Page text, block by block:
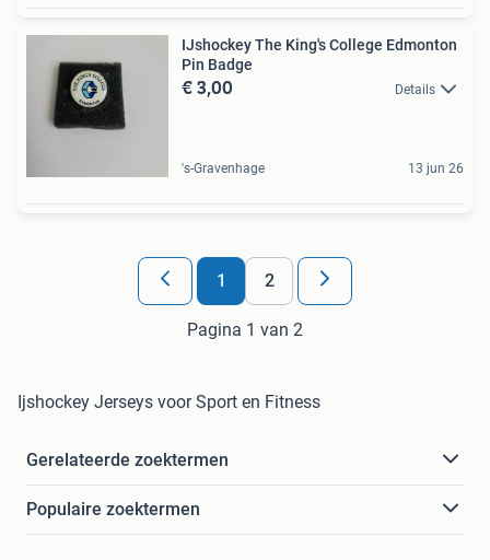
IJshockey The King's College Edmonton
Pin Badge
€ 3,00 Details
's-Gravenhage 13 jun 26
1 2
Pagina 1 van 2
Ijshockey Jerseys voor Sport en Fitness
Gerelateerde zoektermen
Populaire zoektermen